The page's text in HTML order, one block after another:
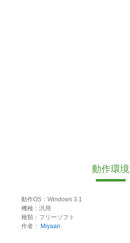
動作環境
動作OS：Windows 3.1
機種：汎用
種類：フリーソフト
作者：
Miyaan